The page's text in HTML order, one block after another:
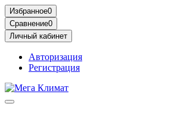
Избранное0
Сравнение0
Личный кабинет
Авторизация
Регистрация